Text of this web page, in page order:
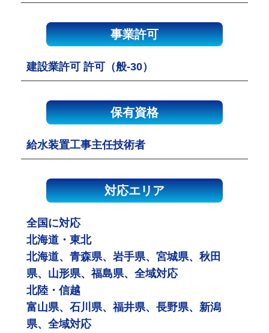
事業許可
建設業許可 許可（般-30）
保有資格
給水装置工事主任技術者
対応エリア
全国に対応
北海道・東北
北海道、青森県、岩手県、宮城県、秋田
県、山形県、福島県、全域対応
北陸・信越
富山県、石川県、福井県、長野県、新潟
県、全域対応